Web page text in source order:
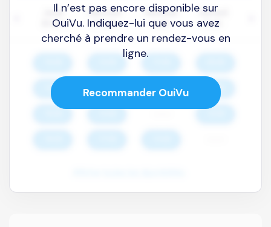
Il n’est pas encore disponible sur
OuiVu. Indiquez-lui que vous avez
cherché à prendre un rendez-vous en
ligne.
Recommander OuiVu